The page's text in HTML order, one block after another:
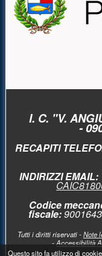
Messaggio di
Questo sito fa utilizzo di
I. C. "V.
-
RECAPITI
INDIRIZZI EMAIL:
Codice
fiscale:
Tutti i diritti riservati -Note
- Accessibilità